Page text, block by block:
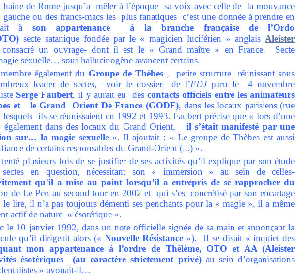
haine de Rome jusqu’a mêler à l’époque sa voix avec celle de la mouvance
gauche ou des francs-macs les plus fanatiques c’est une donnée à prendre en
à son appartenance à la branche française de l’Ordo
secte satanique fondée par le « magicien luciférien » anglais Aleister
un ouvrage- dont il est le « Grand maître » en France. Secte
sexuelle… sous hallucinogène avancent certains.
membre également du Groupe de Thèbes , petite structure réunissant sous
leader de sectes, –voir le dossier de l’EDJparu le 4 novembre
Serge Faubert, il y aurait eu descontacts officiels entre les animateurs
et le Grand Orient De France (GODF), dans les locaux parisiens (rue
ils se réunissaient en 1992 et 1993. Faubert précise que « lors d’une
également dans des locaux du Grand Orient, il s’était manifesté par une
sur… la magie sexuelle ». Il ajoutait : « Le groupe de Thèbes est aussi
de certains responsables du Grand-Orient (...) ».
plusieurs fois de se justifier de ses activités qu’il explique par son étude
en question, nécessitant son « immersion » au sein de celles-
qu’il a mise au point lorsqu’il a entrepris de se rapprocher du
de Le Pen au second tour en 2002 et qui s’est concrétisé par son encartage
lire, il n’a pas toujours démenti ses penchants pour la « magie », il a même
actif de nature « ésotérique ».
le 10 janvier 1992, dans un note officielle signée de sa main et annonçant la
qu’il dirigeait alors («Nouvelle Résistance »). Il se disait « inquiet des
mon appartenance à l’ordre de Thélème, OTO et AA (Aleister
ésotériques (au caractère strictement privé)au sein d’organisations
» avouait-il…